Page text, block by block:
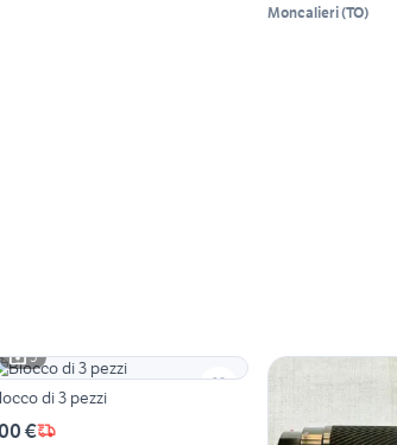
Moncalieri(TO)
5
di 3 pezzi
€